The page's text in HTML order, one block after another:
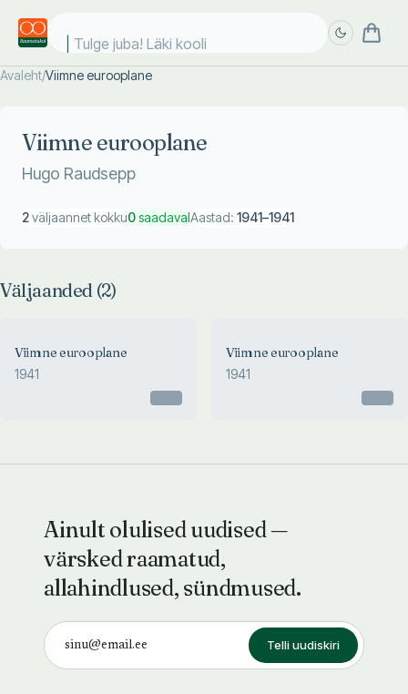
Tulge juba! Läki kooli!
Avaleht/Viimne eurooplane
Viimne eurooplane
Hugo Raudsepp
2väljaannet kokku0saadavalAastad: 1941–1941
Väljaanded (2)
Viimne eurooplane
1941
Viimne eurooplane
1941
Ainult olulised uudised —
värsked raamatud,
allahindlused, sündmused.
Telli uudiskiri